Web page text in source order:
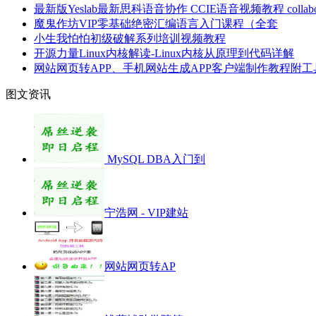
最新版Yeslab最新思科语音协作 CCIE语音视频教程
魔鬼作坊VIP零基础绝密汇编语言入门课程（全套
小生我怕怕初级破解系列培训视频教程
开源力量Linux内核解读-Linux内核从原理到代码详解
网站网页转APP、手机网站生成APP客户端制作教程附工
图文资讯
MySQL DBA入门到
宁浩网 - VIP建站
网站网页转AP